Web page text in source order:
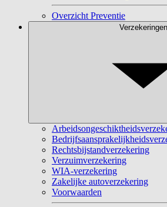
Overzicht Preventie
Verzekeringen
Rechtsbijstandverzekering
Verzuimverzekering
WIA-verzekering
Zakelijke autoverzekering
Voorwaarden